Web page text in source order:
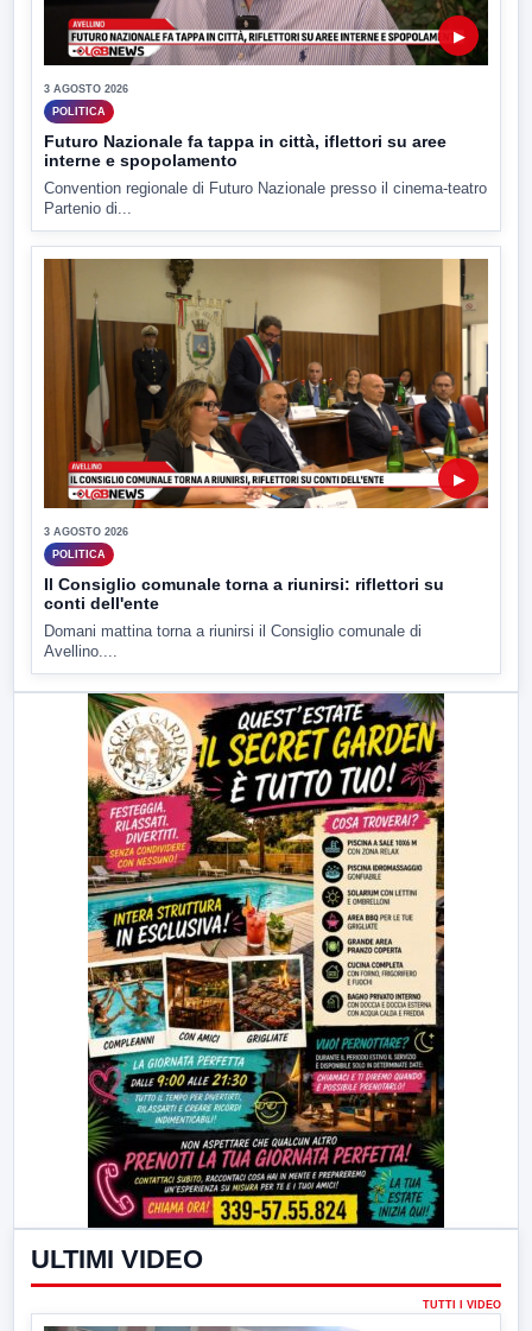
▶
3 AGOSTO 2026
POLITICA
Futuro Nazionale fa tappa in città, iflettori su aree
interne e spopolamento
Convention regionale di Futuro Nazionale presso il cinema-teatro
Partenio di...
▶
3 AGOSTO 2026
POLITICA
Il Consiglio comunale torna a riunirsi: riflettori su
conti dell'ente
Domani mattina torna a riunirsi il Consiglio comunale di
Avellino....
ULTIMI VIDEO
TUTTI I VIDEO